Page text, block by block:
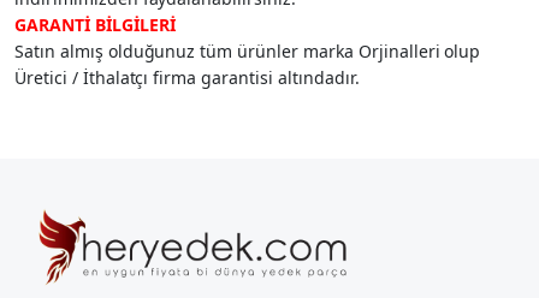
GARANTİ BİLGİLERİ
Satın almış olduğunuz tüm ürünler marka Orjinalleri olup
Üretici / İthalatçı firma garantisi altındadır.